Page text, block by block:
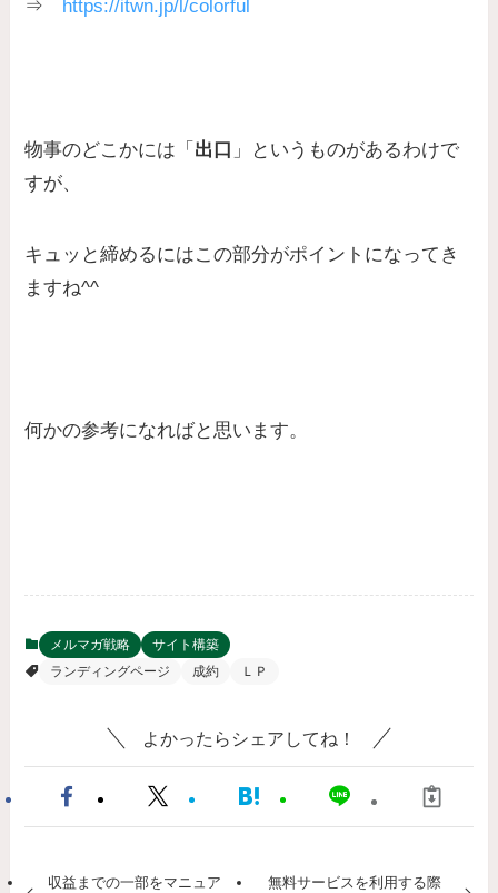
⇒ https://itwn.jp/l/colorful
物事のどこかには「 出口 」というものがあるわけで
すが、
キュッと締めるにはこの部分がポイントになってき
ますね^^
何かの参考になればと思います。
メルマガ戦略
サイト構築
ランディングページ
成約 ＬＰ
よかったらシェアしてね！
収益までの一部をマニュア
無料サービスを利用する際